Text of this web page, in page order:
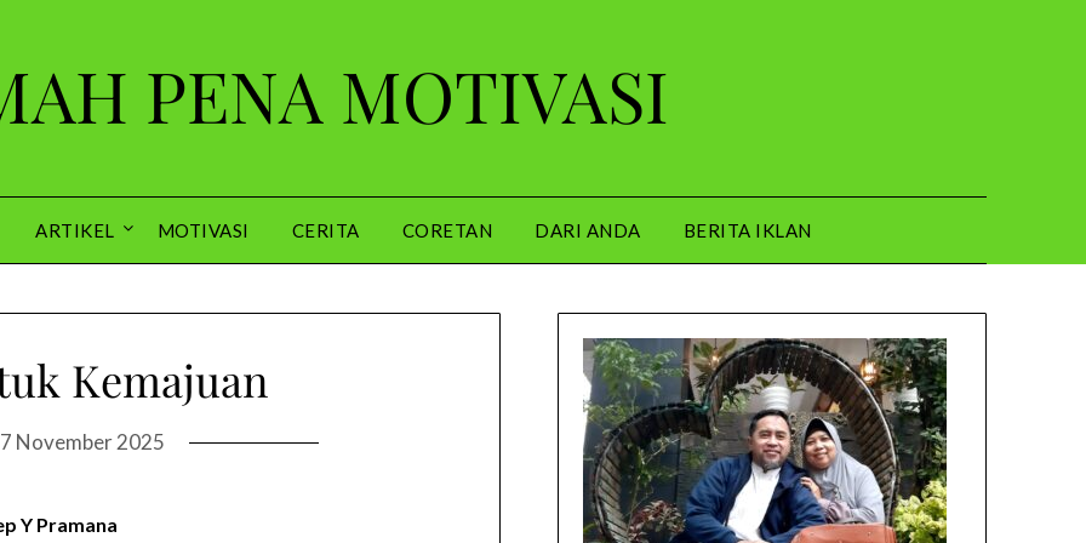
PENA MOTIVASI
ARTIKEL MOTIVASI CERITA CORETAN DARI ANDA BERITA IKLAN
Kemajuan
November 2025
Y Pramana